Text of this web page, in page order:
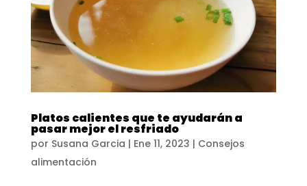
Platos calientes que te ayudarán a
pasar mejor el resfriado
por Susana Garcia | Ene 11, 2023 | Consejos
alimentación